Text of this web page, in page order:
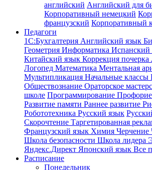
английский Английский для
Корпоративный немецкий
французский Корпоративный
Педагоги
1С:Бухгалтерия Английский язык
Геометрия Информатика Испанский
Китайский язык Коррекция почерка
Логопед Математика Ментальная
Мультипликация Начальные классы
Обществознание Ораторское
школе Программирование
Развитие памяти Раннее развитие
Робототехника Русский язык
Скорочтение Таргетированная
Французский язык Химия Черчение
Школа безопасности Школа лидера
Яндекс.Директ Японский язык Все
Расписание
Понедельник